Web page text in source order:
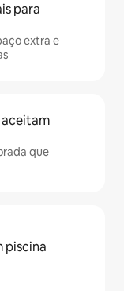
para
extra e
que
piscina